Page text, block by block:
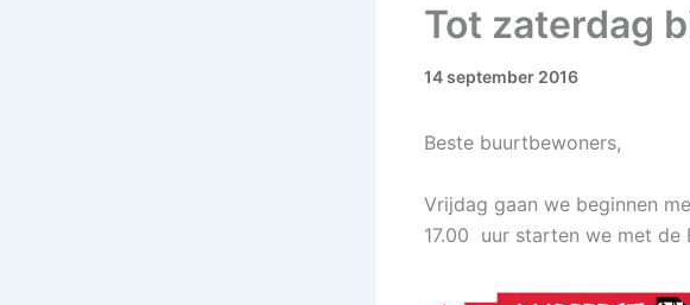
Tot zaterdag
14 september 2016
Beste buurtbewoners,
Vrijdag gaan we beginnen
17.00 uur starten we met de